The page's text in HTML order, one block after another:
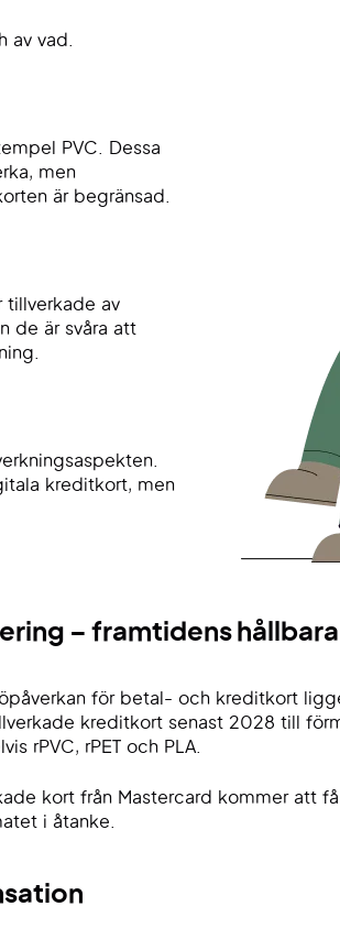
av vad.
PVC. Dessa
men
är begränsad.
tillverkade av
de är svåra att
kreditkort, men
– framtidens
för betal- och kreditkort
kreditkort senast 2028 till
rPVC, rPET och PLA.
kort från Mastercard kommer att
i åtanke.